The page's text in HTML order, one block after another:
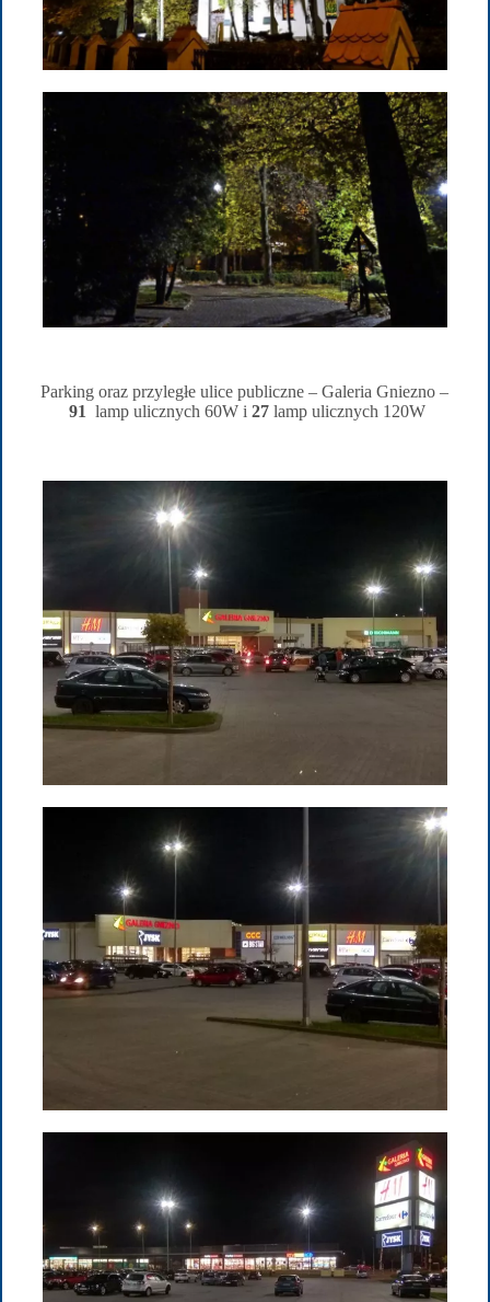
Parking oraz przyległe ulice publiczne – Galeria Gniezno –
91 lamp ulicznych 60W i 27lamp ulicznych 120W